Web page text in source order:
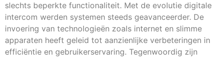
slechts beperkte functionaliteit. Met de evolutie digitale
intercom werden systemen steeds geavanceerder. De
invoering van technologieën zoals internet en slimme
apparaten heeft geleid tot aanzienlijke verbeteringen in
efficiëntie en gebruikerservaring. Tegenwoordig zijn